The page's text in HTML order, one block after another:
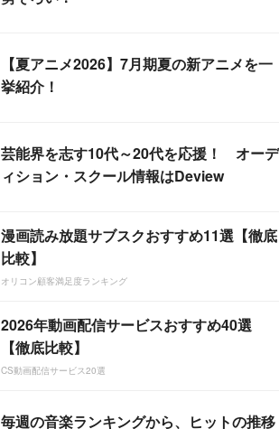
【夏アニメ2026】7月期夏の新アニメを一
挙紹介！
芸能界を志す10代～20代を応援！ オーデ
ィション・スクール情報はDeview
漫画読み放題サブスクおすすめ11選【徹底
比較】
オリコン顧客満足度ランキング
2026年動画配信サービスおすすめ40選
【徹底比較】
CS動画配信サービス20選
毎週の音楽ランキングから、ヒットの推移